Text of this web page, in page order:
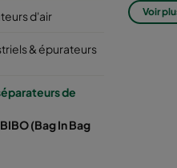
d'air
& épurateurs
de
(Bag In Bag
une
soudés
strictes
Voir